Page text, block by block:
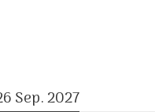
Sep.2027